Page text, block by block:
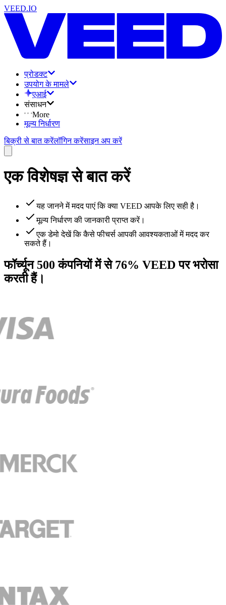
VEED.IO
प्रोडक्ट
उपयोग के मामले
एआई
संसाधन
More
मूल्य निर्धारण
बिक्री से बात करेंलॉगिन करेंसाइन अप करें
एक विशेषज्ञ से बात करें
यह जानने में मदद पाएं कि क्या VEED आपके लिए सही है।
मूल्य निर्धारण की जानकारी प्राप्त करें।
एक डेमो देखें कि कैसे फीचर्स आपकी आवश्यकताओं में मदद कर
सकते हैं।
फॉर्च्यून 500 कंपनियों में से 76% VEED पर भरोसा
करती हैं।